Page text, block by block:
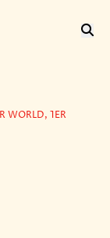
WORLD, 1ER